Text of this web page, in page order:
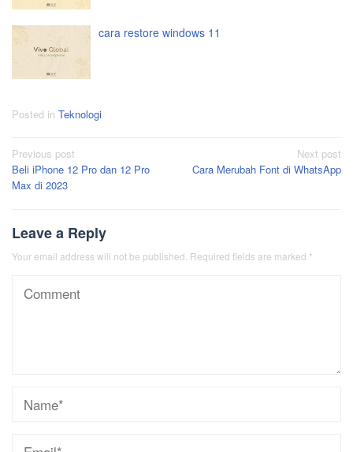
cara restore windows 11
Posted in Teknologi
Post
navigation
Previous post
Beli iPhone 12 Pro dan 12 Pro
Max di 2023
Next post
Cara Merubah Font di WhatsApp
Leave a Reply
Your email address will not be published. Required fields are marked *